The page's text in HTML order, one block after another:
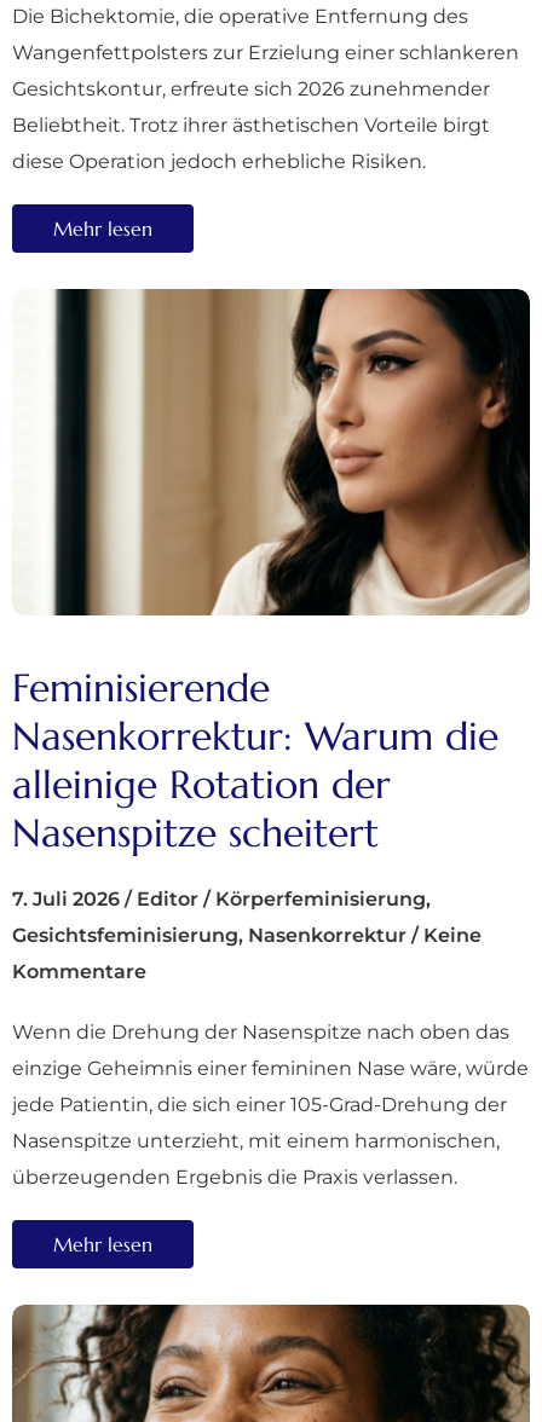
Die Bichektomie, die operative Entfernung des
Wangenfettpolsters zur Erzielung einer schlankeren
Gesichtskontur, erfreute sich 2026 zunehmender
Beliebtheit. Trotz ihrer ästhetischen Vorteile birgt
diese Operation jedoch erhebliche Risiken.
Mehr lesen
Feminisierende
Nasenkorrektur: Warum die
alleinige Rotation der
Nasenspitze scheitert
7. Juli 2026 / Editor / Körperfeminisierung,
Gesichtsfeminisierung, Nasenkorrektur / Keine
Kommentare
Wenn die Drehung der Nasenspitze nach oben das
einzige Geheimnis einer femininen Nase wäre, würde
jede Patientin, die sich einer 105-Grad-Drehung der
Nasenspitze unterzieht, mit einem harmonischen,
überzeugenden Ergebnis die Praxis verlassen.
Mehr lesen